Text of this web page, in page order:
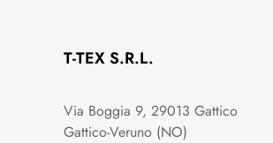
T-TEX S.R.L.
Via Boggia 9, 29013 Gattico
Gattico-Veruno (NO)